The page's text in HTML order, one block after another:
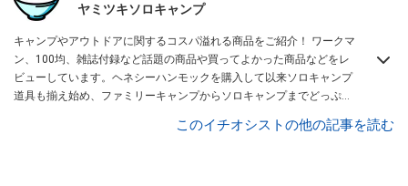
ヤミツキソロキャンプ
キャンプやアウトドアに関するコスパ溢れる商品をご紹介！ ワークマ
ン、100均、雑誌付録など話題の商品や買ってよかった商品などをレ
ビューしています。ヘネシーハンモックを購入して以来ソロキャンプ
道具も揃え始め、ファミリーキャンプからソロキャンプまでどっぷり
このイチオシストの他の記事を読む